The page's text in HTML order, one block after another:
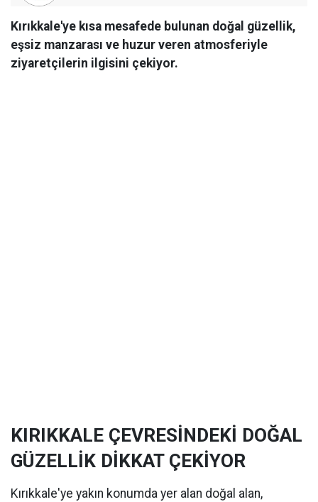
Kırıkkale'ye kısa mesafede bulunan doğal güzellik,
eşsiz manzarası ve huzur veren atmosferiyle
ziyaretçilerin ilgisini çekiyor.
KIRIKKALE ÇEVRESİNDEKİ DOĞAL
GÜZELLİK DİKKAT ÇEKİYOR
Kırıkkale'ye yakın konumda yer alan doğal alan,